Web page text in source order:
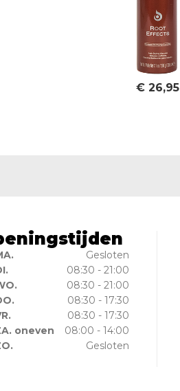
€26,95
Gesloten
08:30 - 21:00
08:30 - 21:00
08:30 - 17:30
08:30 - 17:30
oneven
08:00 - 14:00
Gesloten